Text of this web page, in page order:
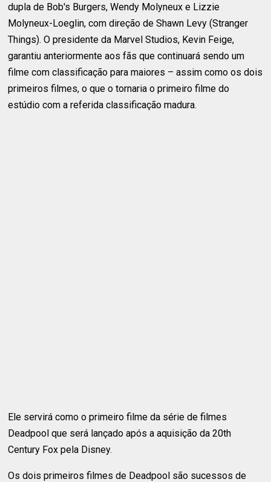
dupla de Bob's Burgers, Wendy Molyneux e Lizzie
Molyneux-Loeglin, com direção de Shawn Levy (Stranger
Things). O presidente da Marvel Studios, Kevin Feige,
garantiu anteriormente aos fãs que continuará sendo um
filme com classificação para maiores – assim como os dois
primeiros filmes, o que o tornaria o primeiro filme do
estúdio com a referida classificação madura.
Ele servirá como o primeiro filme da série de filmes
Deadpool que será lançado após a aquisição da 20th
Century Fox pela Disney.
Os dois primeiros filmes de Deadpool são sucessos de